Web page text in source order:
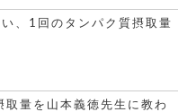
、1回のタンパク質摂取量
量を山本義徳先生に教わ